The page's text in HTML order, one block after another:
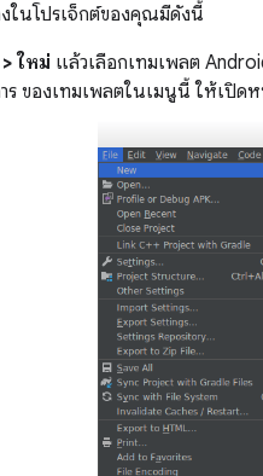
ในโปรเจ็กต์ของคุณมีดังนี้
ใหม่ แล้วเลือกเทมเพลต
ร ของเทมเพลตในเมนูนี้ ให้เปิดห